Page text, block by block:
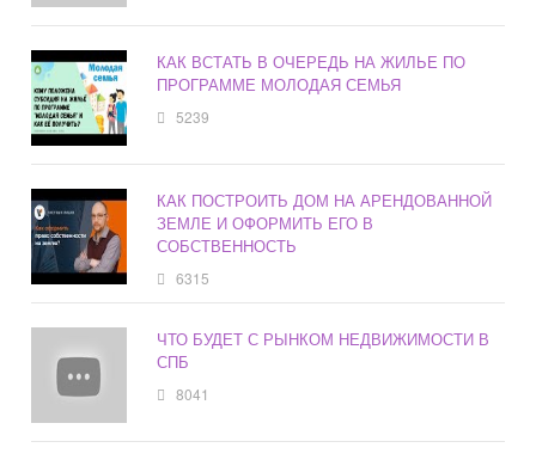
КАК ВСТАТЬ В ОЧЕРЕДЬ НА ЖИЛЬЕ ПО
ПРОГРАММЕ МОЛОДАЯ СЕМЬЯ
5239
КАК ПОСТРОИТЬ ДОМ НА АРЕНДОВАННОЙ
ЗЕМЛЕ И ОФОРМИТЬ ЕГО В
СОБСТВЕННОСТЬ
6315
ЧТО БУДЕТ С РЫНКОМ НЕДВИЖИМОСТИ В
СПБ
8041